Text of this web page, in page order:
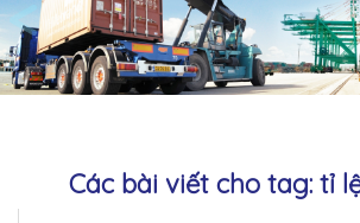
<
Các bài viết cho tag: tỉ